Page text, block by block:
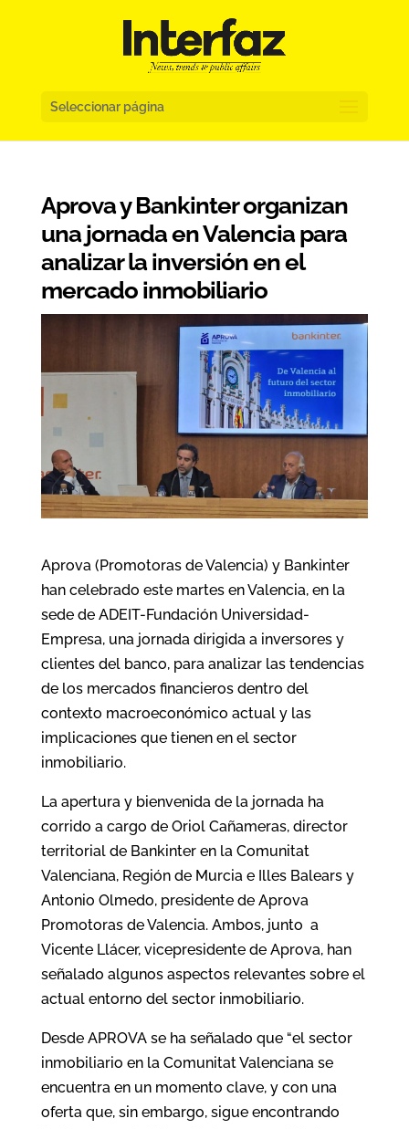
Seleccionar página
Aprova y Bankinter organizan
una jornada en Valencia para
analizar la inversión en el
mercado inmobiliario
Aprova (Promotoras de Valencia) y Bankinter
han celebrado este martes en Valencia, en la
sede de ADEIT-Fundación Universidad-
Empresa, una jornada dirigida a inversores y
clientes del banco, para analizar las tendencias
de los mercados financieros dentro del
contexto macroeconómico actual y las
implicaciones que tienen en el sector
inmobiliario.
La apertura y bienvenida de la jornada ha
corrido a cargo de Oriol Cañameras, director
territorial de Bankinter en la Comunitat
Valenciana, Región de Murcia e Illes Balears y
Antonio Olmedo, presidente de Aprova
Promotoras de Valencia. Ambos, junto a
Vicente Llácer, vicepresidente de Aprova, han
señalado algunos aspectos relevantes sobre el
actual entorno del sector inmobiliario.
Desde APROVA se ha señalado que “el sector
inmobiliario en la Comunitat Valenciana se
encuentra en un momento clave, y con una
oferta que, sin embargo, sigue encontrando